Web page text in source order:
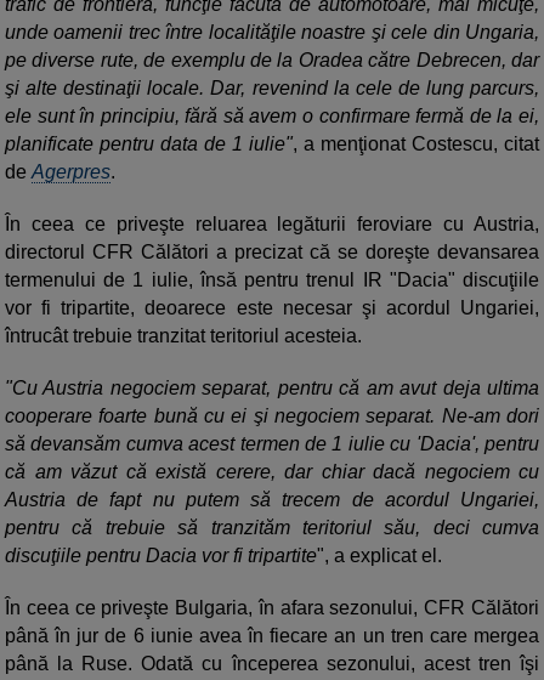
trafic de frontieră, funcţie făcută de automotoare, mai micuţe,
unde oamenii trec între localităţile noastre şi cele din Ungaria,
pe diverse rute, de exemplu de la Oradea către Debrecen, dar
şi alte destinaţii locale. Dar, revenind la cele de lung parcurs,
ele sunt în principiu, fără să avem o confirmare fermă de la ei,
planificate pentru data de 1 iulie", a menţionat Costescu, citat
de Agerpres.
În ceea ce priveşte reluarea legăturii feroviare cu Austria,
directorul CFR Călători a precizat că se doreşte devansarea
termenului de 1 iulie, însă pentru trenul IR "Dacia" discuţiile
vor fi tripartite, deoarece este necesar şi acordul Ungariei,
întrucât trebuie tranzitat teritoriul acesteia.
"Cu Austria negociem separat, pentru că am avut deja ultima
cooperare foarte bună cu ei şi negociem separat. Ne-am dori
să devansăm cumva acest termen de 1 iulie cu 'Dacia', pentru
că am văzut că există cerere, dar chiar dacă negociem cu
Austria de fapt nu putem să trecem de acordul Ungariei,
pentru că trebuie să tranzităm teritoriul său, deci cumva
discuţiile pentru Dacia vor fi tripartite", a explicat el.
În ceea ce priveşte Bulgaria, în afara sezonului, CFR Călători
până în jur de 6 iunie avea în fiecare an un tren care mergea
până la Ruse. Odată cu începerea sezonului, acest tren îşi